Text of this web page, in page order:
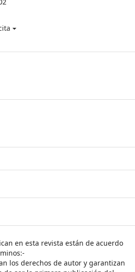
en esta revista están de acuerdo
los derechos de autor y garantizan